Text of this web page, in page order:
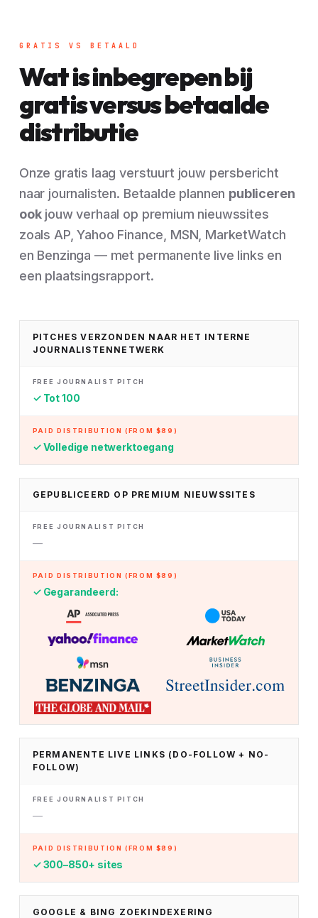
GRATIS VS BETAALD
Wat is inbegrepen bij
gratis versus betaalde
distributie
Onze gratis laag verstuurt jouw persbericht
naar journalisten. Betaalde plannen publiceren
ookjouw verhaal op premium nieuwssites
zoals AP, Yahoo Finance, MSN, MarketWatch
en Benzinga — met permanente live links en
een plaatsingsrapport.
PITCHES VERZONDEN NAAR HET INTERNE
JOURNALISTENNETWERK
✓ Tot 100
✓ Volledige netwerktoegang
GEPUBLICEERD OP PREMIUM NIEUWSSITES
—
✓ Gegarandeerd:
PERMANENTE LIVE LINKS (DO-FOLLOW + NO-
FOLLOW)
—
✓ 300–850+ sites
GOOGLE & BING ZOEKINDEXERING